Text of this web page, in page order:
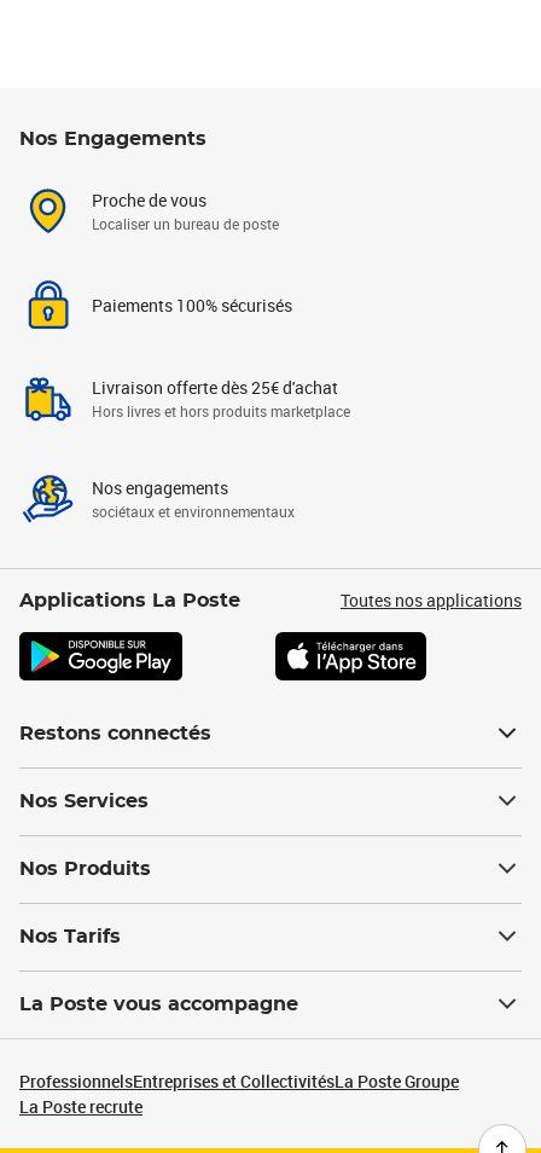
Nos Engagements
Proche de vous
Localiser un bureau de poste
Paiements 100% sécurisés
Livraison offerte dès 25€ d'achat
Hors livres et hors produits marketplace
Nos engagements
sociétaux et environnementaux
Applications La Poste Toutes nos applications
Restons connectés
Nos Services
Nos Produits
Nos Tarifs
La Poste vous accompagne
ProfessionnelsEntreprises et CollectivitésLa Poste Groupe
La Poste recrute